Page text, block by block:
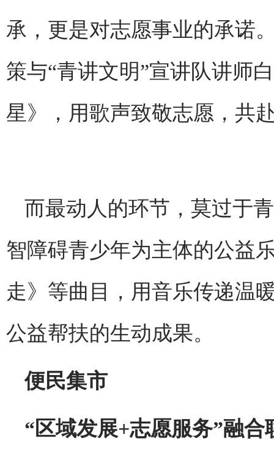
承，更是对志愿事业的承诺
策与“青讲文明”宣讲队讲师
星》，用歌声致敬志愿，共
而最动人的环节，莫过于
智障碍青少年为主体的公益
走》等曲目，用音乐传递温
公益帮扶的生动成果。
便民集市
“区域发展+志愿服务”融合